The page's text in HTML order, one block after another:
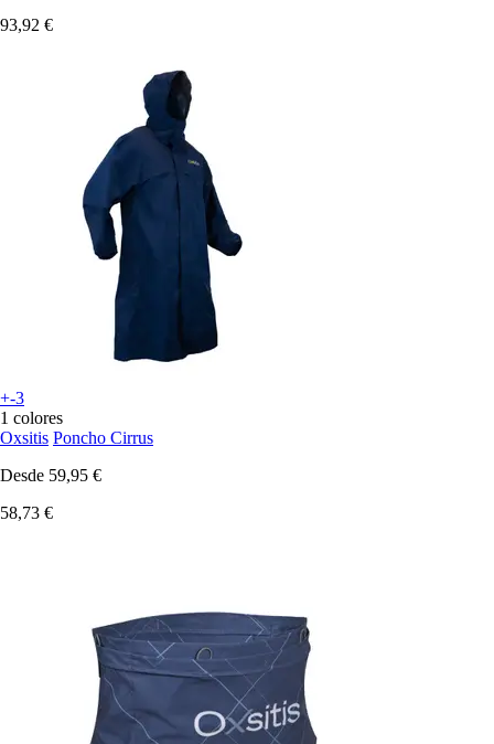
93,92 €
+-3
1 colores
Oxsitis Poncho Cirrus
Desde 59,95 €
58,73 €